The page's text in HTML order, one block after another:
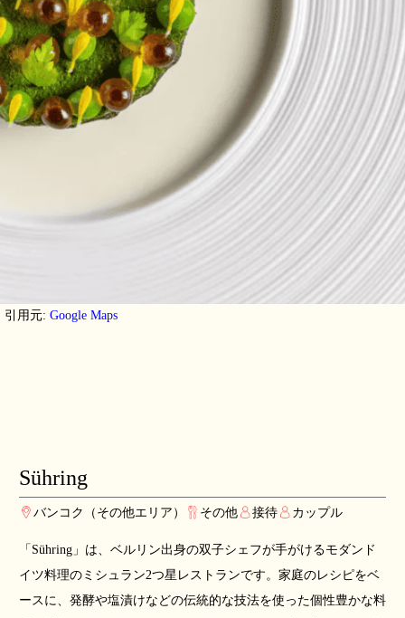
引用元: Google Maps
Sühring
バンコク（その他エリア） その他 接待 カップル
「Sühring」は、ベルリン出身の双子シェフが手がけるモダンド
イツ料理のミシュラン2つ星レストランです。家庭のレシピをベ
ースに、発酵や塩漬けなどの伝統的な技法を使った個性豊かな料